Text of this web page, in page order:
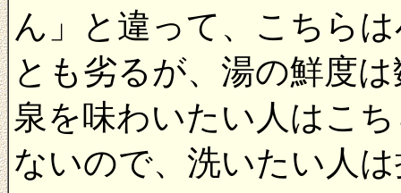
ん」と違って、こちら
とも劣るが、湯の鮮度
泉を味わいたい人はこ
ないので、洗いたい人